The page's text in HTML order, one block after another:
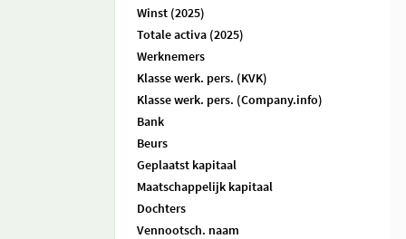
Winst (2025)
Totale activa (2025)
Werknemers
Klasse werk. pers. (KVK)
Klasse werk. pers. (Company.info)
Bank
Beurs
Geplaatst kapitaal
Maatschappelijk kapitaal
Dochters
Vennootsch. naam